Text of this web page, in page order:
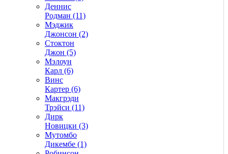
Деннис
Родман (11)
Мэджик
Джонсон (2)
Стоктон
Джон (5)
Мэлоун
Карл (6)
Винс
Картер (6)
Макгрэди
Трэйси (11)
Дирк
Новицки (3)
Мутомбо
Дикембе (1)